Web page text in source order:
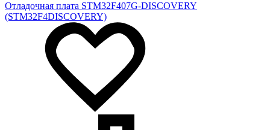
Отладочная плата STM32F407G-DISCOVERY
(STM32F4DISCOVERY)